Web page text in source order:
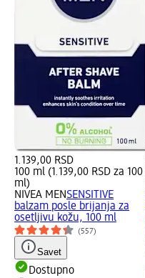
1.139,00 RSD
100 ml (1.139,00 RSD za 100
ml)
NIVEA MENSENSITIVE
balzam posle brijanja za
osetljivu kožu, 100 ml
(557)
Savet
Dostupno